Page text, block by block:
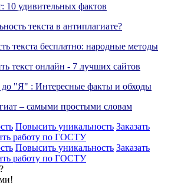
10 удивительных фактов
текста в антиплагиате?
текста бесплатно: народные методы
текст онлайн - 7 лучших сайтов
"Я" : Интересные факты и обходы
– самыми простыми словам
Повысить уникальность Заказать
работу по ГОСТУ
Повысить уникальность Заказать
работу по ГОСТУ